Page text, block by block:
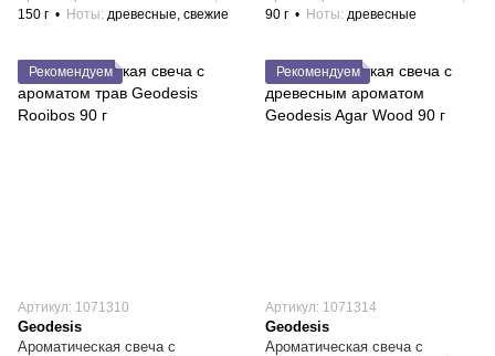
150 г
Ноты древесные, свежие
90 г
Ноты древесные
Рекомендуем
Артикул: 1071310
Geodesis
Ароматическая свеча с
Рекомендуем
Артикул: 1071314
Geodesis
Ароматическая свеча с